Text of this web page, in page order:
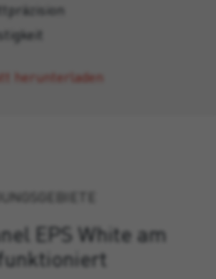
herunterladen
EPS White am